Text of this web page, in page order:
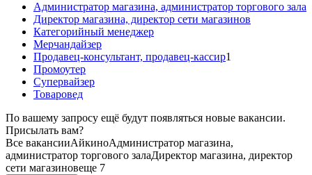
Администратор магазина, администратор торгового зала
Директор магазина, директор сети магазинов
Категорийный менеджер
Мерчандайзер
Продавец-консультант, продавец-кассир1
Промоутер
Супервайзер
Товаровед
По вашему запросу ещё будут появляться новые вакансии.
Присылать вам?
Все вакансииАйкиноАдминистратор магазина,
администратор торгового залаДиректор магазина, директор
сети магазиновеще 7